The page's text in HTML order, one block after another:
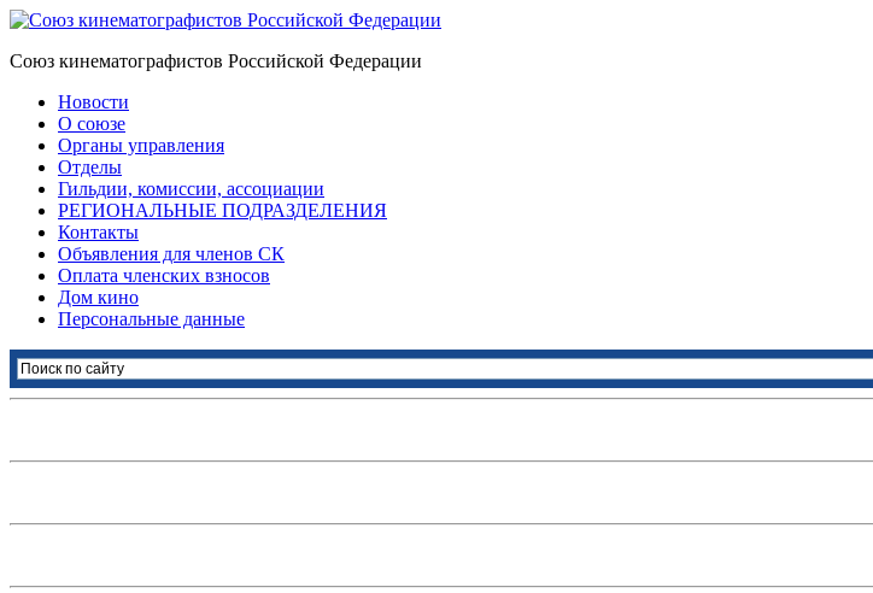
Союз кинематографистов Российской Федерации
Новости
О союзе
Органы управления
Отделы
Гильдии, комиссии, ассоциации
РЕГИОНАЛЬНЫЕ ПОДРАЗДЕЛЕНИЯ
Контакты
Объявления для членов СК
Оплата членских взносов
Дом кино
Персональные данные